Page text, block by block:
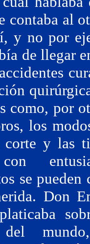
contaba al
y no por
de llegar
como, por
los
y las
se pueden
Don
del